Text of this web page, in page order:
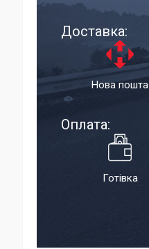
Доставка:
Нова пошта
Оплата:
Готівка